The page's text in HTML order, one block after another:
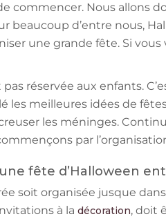
commencer. Nous allons
beaucoup d’entre nous,
une grande fête. Si vous
pas réservée aux enfants.
les meilleures idées de
les méninges.
par
fête d’Halloween
soit organisée jusque
à la décoration, doit